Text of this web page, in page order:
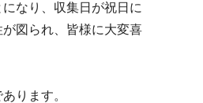
なり、収集日が祝日に
図られ、皆様に大変喜
ります。